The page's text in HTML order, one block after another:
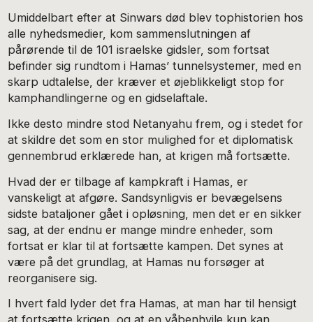
Umiddelbart efter at Sinwars død blev tophistorien hos
alle nyhedsmedier, kom sammenslutningen af
pårørende til de 101 israelske gidsler, som fortsat
befinder sig rundtom i Hamas’ tunnelsystemer, med en
skarp udtalelse, der kræver et øjeblikkeligt stop for
kamphandlingerne og en gidselaftale.
Ikke desto mindre stod Netanyahu frem, og i stedet for
at skildre det som en stor mulighed for et diplomatisk
gennembrud erklærede han, at krigen må fortsætte.
Hvad der er tilbage af kampkraft i Hamas, er
vanskeligt at afgøre. Sandsynligvis er bevægelsens
sidste bataljoner gået i opløsning, men det er en sikker
sag, at der endnu er mange mindre enheder, som
fortsat er klar til at fortsætte kampen. Det synes at
være på det grundlag, at Hamas nu forsøger at
reorganisere sig.
I hvert fald lyder det fra Hamas, at man har til hensigt